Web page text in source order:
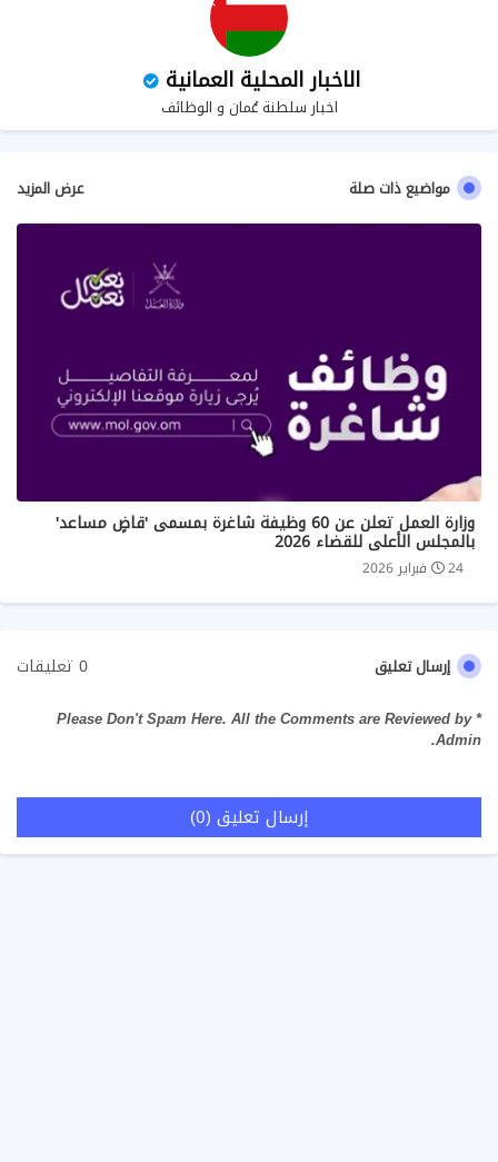
الاخبار المحلية العمانية
اخبار سلطنة عُمان و الوظائف
مواضيع ذات صلة عرض المزيد
وزارة العمل تعلن عن 60 وظيفة شاغرة بمسمى 'قاضٍ مساعد'
بالمجلس الأعلى للقضاء 2026
24 فبراير 2026
إرسال تعليق 0 تعليقات
* Please Don't Spam Here. All the Comments are Reviewed by
Admin.
إرسال تعليق (0)